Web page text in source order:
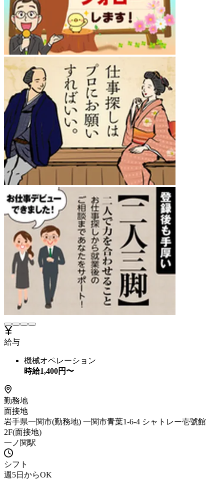
給与
機械オペレーション
時給1,400円〜
勤務地
面接地
岩手県一関市(勤務地) 一関市青葉1-6-4 シャトレー壱號館
2F(面接地)
一ノ関駅
シフト
週5日からOK